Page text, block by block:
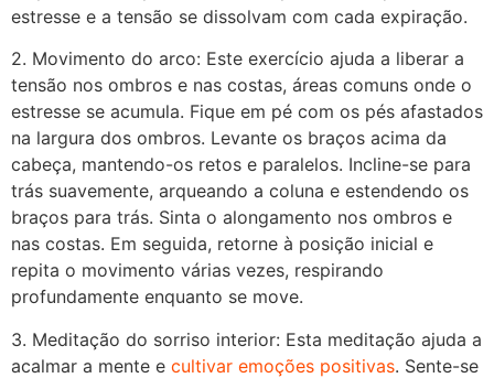
estresse e a tensão se dissolvam com cada expiração.
2. Movimento do arco: Este exercício ajuda a liberar a
tensão nos ombros e nas costas, áreas comuns onde o
estresse se acumula. Fique em pé com os pés afastados
na largura dos ombros. Levante os braços acima da
cabeça, mantendo-os retos e paralelos. Incline-se para
trás suavemente, arqueando a coluna e estendendo os
braços para trás. Sinta o alongamento nos ombros e
nas costas. Em seguida, retorne à posição inicial e
repita o movimento várias vezes, respirando
profundamente enquanto se move.
3. Meditação do sorriso interior: Esta meditação ajuda a
acalmar a mente e cultivar emoções positivas. Sente-se